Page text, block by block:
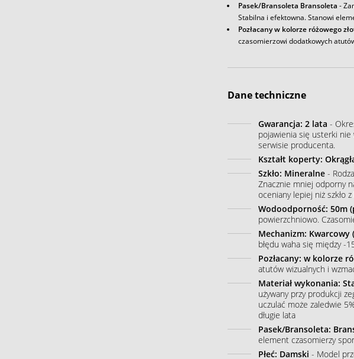
Pasek/Bransoleta Bransoleta -
Stabilna i efektowna. Stanowi
Pozłacany w kolorze różowego
czasomierzowi dodatkowych
Dane techniczne
Gwarancja: 2 lata -
pojawienia się usterki nie
serwisie producenta.
Kształt koperty:
Szkło: Mineralne-
Znacznie mniej odporny
oceniany lepiej niż szkło
Wodoodporność: 50m
powierzchniowo.
Mechanizm: Kwarcowy
błędu waha się między -
Pozłacany: w kolorze
atutów wizualnych i
Materiał wykonania:
używany przy produkcji
uczulać może zaledwie
długie lata
Pasek/Bransoleta:
element czasomierzy
Płeć: Damski - Model